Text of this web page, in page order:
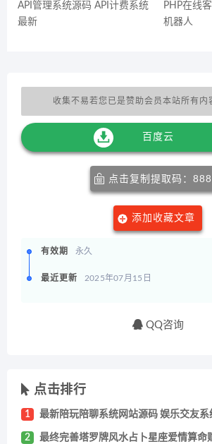
API管理系统源码 API计费系统
最新
PHP在线
机器人
收集不易若您已是赞助会员本站所有内
百度云
点击复制提取码：
添加收藏文章
有效期 永久
最近更新 2025年07月15日
QQ咨询
点击排行
1 最新陪玩陪聊系统网站源码 娱乐交友系
2 最终完善塔罗牌风水占卜星座爱情算命